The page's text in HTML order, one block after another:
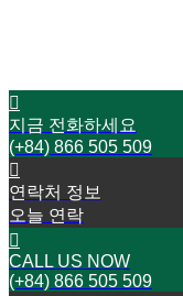
지금 전화하세요
(+84) 866 505 509
연락처 정보
오늘 연락
CALL US NOW
(+84) 866 505 509